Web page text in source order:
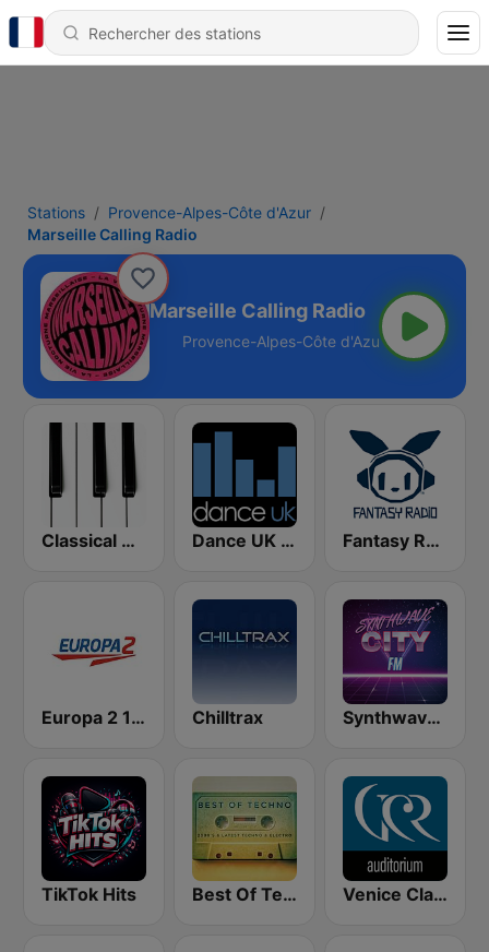
Stations
Provence-Alpes-Côte d'Azur
Marseille Calling Radio
Marseille Calling Radio
d'Azur - Online
Classical Horizon Radio (International) Dance UK Radio Fantasy Radio UK
Europa 2 104.8 FM Chilltrax Synthwave City FM
TikTok Hits Best Of Techno Venice Classic Radio | VCR Auditorium